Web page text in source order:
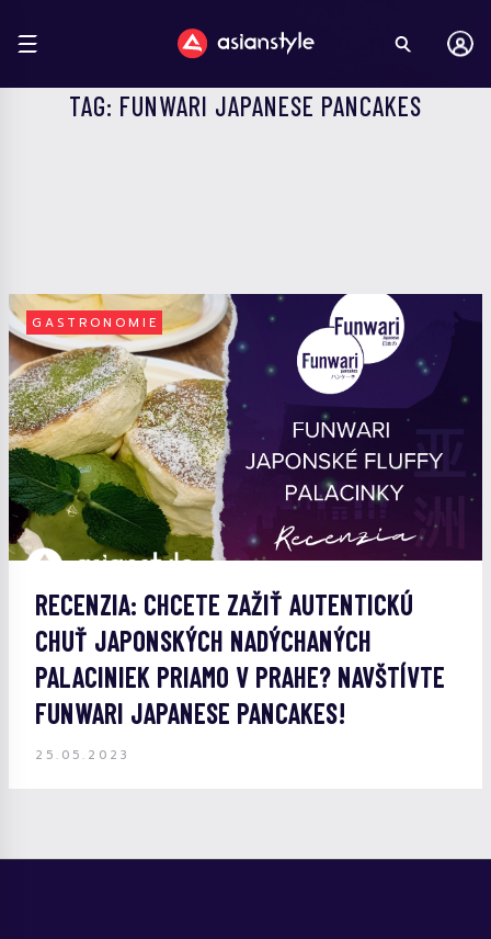
TAG: FUNWARI JAPANESE PANCAKES
GASTRONOMIE
RECENZIA: CHCETE ZAŽIŤ AUTENTICKÚ
CHUŤ JAPONSKÝCH NADÝCHANÝCH
PALACINIEK PRIAMO V PRAHE? NAVŠTÍVTE
FUNWARI JAPANESE PANCAKES!
25.05.2023